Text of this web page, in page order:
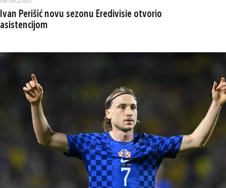
Ivan Perišić novu sezonu Eredivisie otvorio
asistencijom